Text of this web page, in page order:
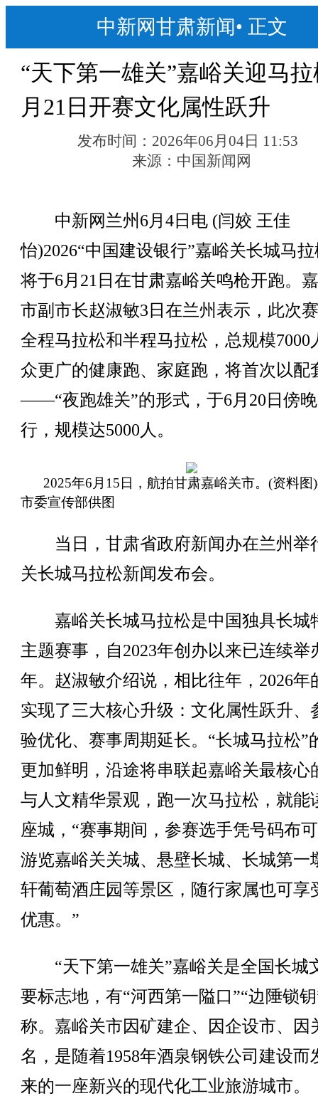
中新网甘肃新闻• 正文
“天下第一雄关”嘉峪关迎马拉
月21日开赛文化属性跃升
发布时间： 2026年06月04日 11:53
来源： 中国新闻网
中新网兰州6月4日电 (闫姣 王佳
怡)2026“中国建设银行”嘉峪关长城马
将于6月21日在甘肃嘉峪关鸣枪开跑。
市副市长赵淑敏3日在兰州表示，此次
全程马拉松和半程马拉松，总规模7000
众更广的健康跑、家庭跑，将首次以配
——“夜跑雄关”的形式，于6月20日傍
行，规模达5000人。
2025年6月15日，航拍甘肃嘉峪关市。(资料图
市委宣传部供图
当日，甘肃省政府新闻办在兰州举
关长城马拉松新闻发布会。
嘉峪关长城马拉松是中国独具长城
主题赛事，自2023年创办以来已连续举
年。赵淑敏介绍说，相比往年，2026年
实现了三大核心升级：文化属性跃升、
验优化、赛事周期延长。“长城马拉松”
更加鲜明，沿途将串联起嘉峪关最核心
与人文精华景观，跑一次马拉松，就能
座城，“赛事期间，参赛选手凭号码布
游览嘉峪关关城、悬壁长城、长城第一
轩葡萄酒庄园等景区，随行家属也可享
优惠。”
“天下第一雄关”嘉峪关是全国长城
要标志地，有“河西第一隘口”“边陲锁
称。嘉峪关市因矿建企、因企设市、因
名，是随着1958年酒泉钢铁公司建设而
来的一座新兴的现代化工业旅游城市。